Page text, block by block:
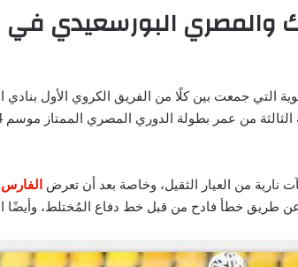
والمصري البورسعيدي في
التي جمعت بين كلًا من الفريق الكروي الأول
من العيار الثقيل، وخاصة بعد أن تعرض
طريق خطأ فادح من قبل خط دفاع المُختلط، وأيضًا